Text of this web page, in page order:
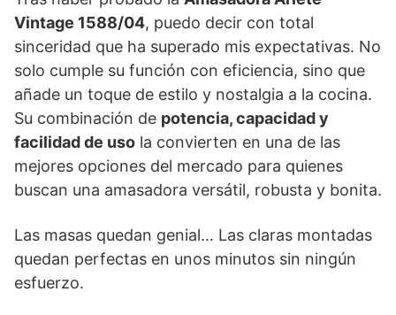
Vintage 1588/04, puedo decir con total
sinceridad que ha superado mis expectativas. No
solo cumple su función con eficiencia, sino que
añade un toque de estilo y nostalgia a la cocina.
Su combinación de potencia, capacidad y
facilidad de uso la convierten en una de las
mejores opciones del mercado para quienes
buscan una amasadora versátil, robusta y bonita.
Las masas quedan genial… Las claras montadas
quedan perfectas en unos minutos sin ningún
esfuerzo.